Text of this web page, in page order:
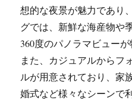
想的な夜景が魅力であり
グでは、新鮮な海産物や
360度のパノラマビュー
また、カジュアルからフ
ルが用意されており、家
婚式など様々なシーンで